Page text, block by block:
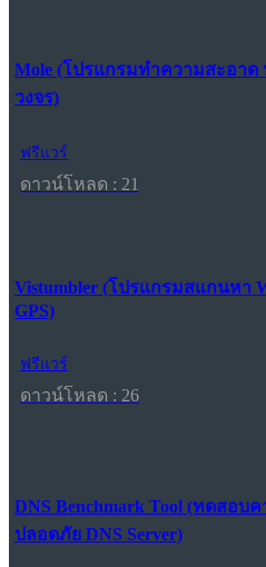
Mole (โปรแกรมทำความสะอาด
วงจร)
ฟรีแวร์
ดาวน์โหลด : 21
Vistumbler (โปรแกรมสแกนหา
GPS)
ฟรีแวร์
ดาวน์โหลด : 26
DNS Benchmark Tool (ทดสอบ
ปลอดภัย DNS Server)